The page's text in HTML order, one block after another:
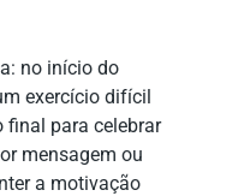
no início do
exercício difícil
final para celebrar
mensagem ou
a motivação